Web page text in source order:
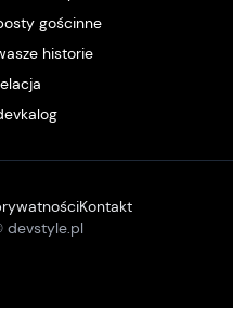
gościnne
historie
devstyle.pl
Kontakt